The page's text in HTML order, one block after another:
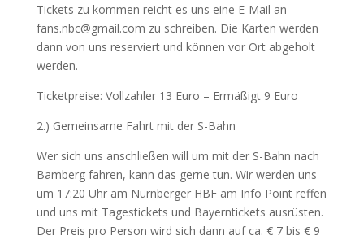
Tickets zu kommen reicht es uns eine E-Mail an
fans.nbc@gmail.com zu schreiben. Die Karten werden
dann von uns reserviert und können vor Ort abgeholt
werden.
Ticketpreise: Vollzahler 13 Euro – Ermäßigt 9 Euro
2.) Gemeinsame Fahrt mit der S-Bahn
Wer sich uns anschließen will um mit der S-Bahn nach
Bamberg fahren, kann das gerne tun. Wir werden uns
um 17:20 Uhr am Nürnberger HBF am Info Point reffen
und uns mit Tagestickets und Bayerntickets ausrüsten.
Der Preis pro Person wird sich dann auf ca. € 7 bis € 9